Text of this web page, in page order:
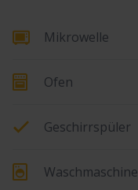
Mikrowelle
Ofen
Geschirrspüler
Waschmaschine